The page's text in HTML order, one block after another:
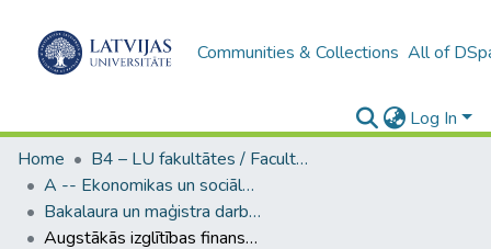
Communities & Collections All of
Log In
Home
B4 – LU fakultātes / Faculties of the UL
A -- Ekonomikas un sociālo zinātņu fakultāte / Faculty of Economics and Social Sciences
Bakalaura un maģistra darbi (ESZF) / Bachelor's and Master's theses
Augstākās izglītības finansēšanas sistēma, Igaunijā un Latvijā: tās pilnveidošanas iespējas